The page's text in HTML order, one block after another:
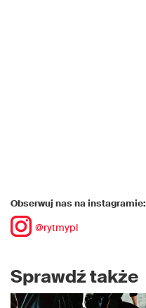
Obserwuj nas na instagramie:
@rytmypl
Sprawdź także